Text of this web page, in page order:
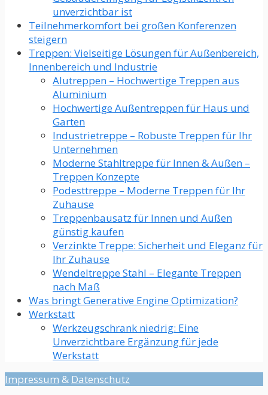
unverzichtbar ist
Teilnehmerkomfort bei großen Konferenzen
steigern
Treppen: Vielseitige Lösungen für Außenbereich,
Innenbereich und Industrie
Alutreppen – Hochwertige Treppen aus
Aluminium
Hochwertige Außentreppen für Haus und
Garten
Industrietreppe – Robuste Treppen für Ihr
Unternehmen
Moderne Stahltreppe für Innen & Außen –
Treppen Konzepte
Podesttreppe – Moderne Treppen für Ihr
Zuhause
Treppenbausatz für Innen und Außen
günstig kaufen
Verzinkte Treppe: Sicherheit und Eleganz für
Ihr Zuhause
Wendeltreppe Stahl – Elegante Treppen
nach Maß
Was bringt Generative Engine Optimization?
Werkstatt
Werkzeugschrank niedrig: Eine
Unverzichtbare Ergänzung für jede
Werkstatt​
Impressum & Datenschutz